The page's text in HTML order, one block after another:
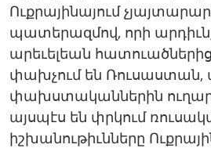
Ուքրայինայում
պատերազմով, որի
արեւելեան
փախչում են Ռուսաստան,
փախստականներին
այսպէս են փրկում
իշխանութիւնները